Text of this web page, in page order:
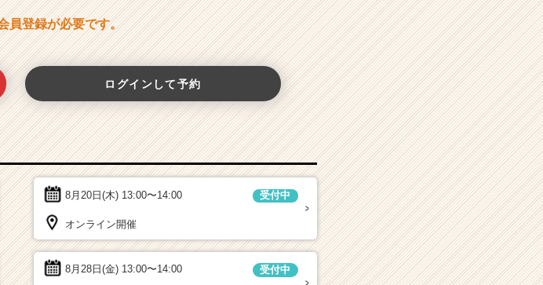
員登録が必要です。
ログインして予約
8月20日(木) 13:00〜14:00 受付中
オンライン開催
8月28日(金) 13:00〜14:00 受付中